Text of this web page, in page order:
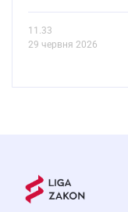
11.33
29 червня 2026